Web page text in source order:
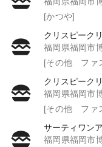
[かつや]
クリスピーク
福岡県福岡市
[その他 ファ
クリスピーク
福岡県福岡市
[その他 ファ
サーティワン
福岡県福岡市博